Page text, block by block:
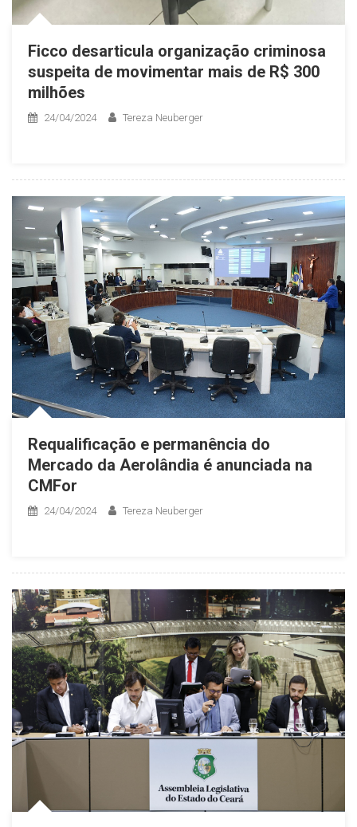
Ficco desarticula organização criminosa
suspeita de movimentar mais de R$ 300
milhões
24/04/2024 Tereza Neuberger
Requalificação e permanência do
Mercado da Aerolândia é anunciada na
CMFor
24/04/2024 Tereza Neuberger